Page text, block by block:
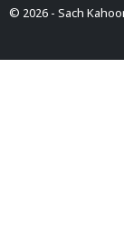
© 2026 - Sach